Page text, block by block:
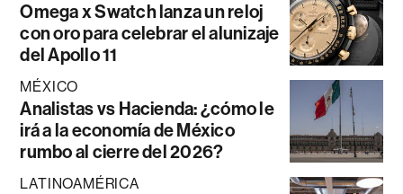
Omega x Swatch lanza un reloj
con oro para celebrar el alunizaje
del Apollo 11
MÉXICO
Analistas vs Hacienda: ¿cómo le
irá a la economía de México
rumbo al cierre del 2026?
LATINOAMÉRICA